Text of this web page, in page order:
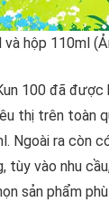
hộp 110ml
100 đã
thị trên toàn
Ngoài ra còn
tùy vào nhu
sản phẩm